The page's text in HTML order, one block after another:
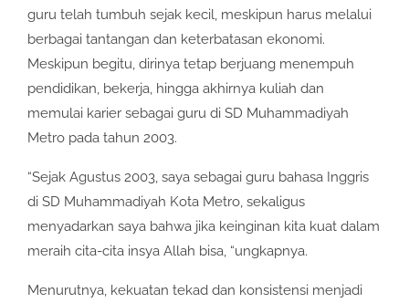
guru telah tumbuh sejak kecil, meskipun harus melalui
berbagai tantangan dan keterbatasan ekonomi.
Meskipun begitu, dirinya tetap berjuang menempuh
pendidikan, bekerja, hingga akhirnya kuliah dan
memulai karier sebagai guru di SD Muhammadiyah
Metro pada tahun 2003.
“Sejak Agustus 2003, saya sebagai guru bahasa Inggris
di SD Muhammadiyah Kota Metro, sekaligus
menyadarkan saya bahwa jika keinginan kita kuat dalam
meraih cita-cita insya Allah bisa, “ungkapnya.
Menurutnya, kekuatan tekad dan konsistensi menjadi